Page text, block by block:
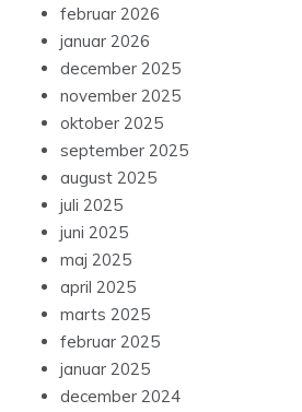
februar 2026
januar 2026
december 2025
november 2025
oktober 2025
september 2025
august 2025
juli 2025
juni 2025
maj 2025
april 2025
marts 2025
februar 2025
januar 2025
december 2024